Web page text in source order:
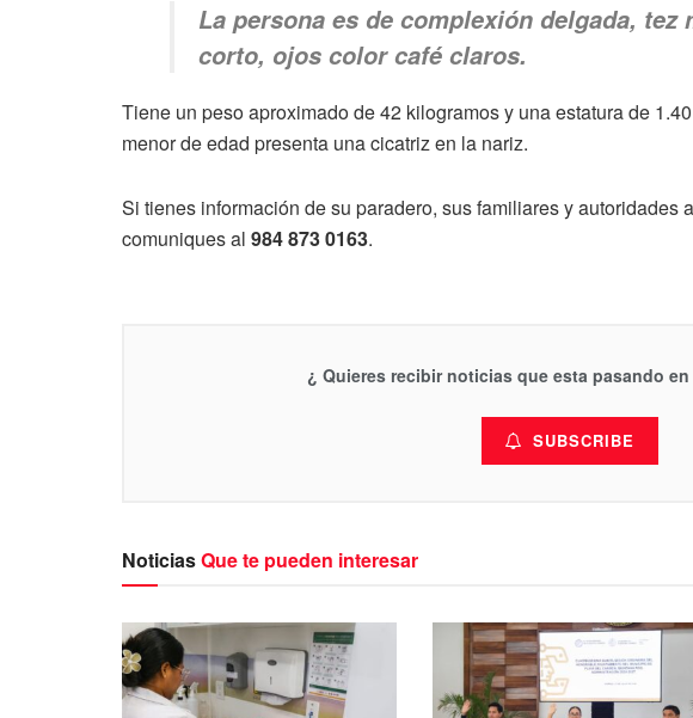
La persona es de complexión delgada, tez
corto, ojos color café claros.
Tiene un peso aproximado de 42 kilogramos y una estatura de
menor de edad presenta una cicatriz en la nariz.
Si tienes información de su paradero, sus familiares y autoridades
comuniques al 984 873 0163.
¿ Quieres recibir noticias que esta pasando
SUBSCRIBE
NoticiasQue te pueden interesar